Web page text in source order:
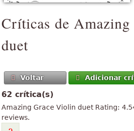
Críticas de Amazing
duet
Voltar Adicionar
62 crítica(s)
Amazing Grace Violin duet Rating:
reviews.